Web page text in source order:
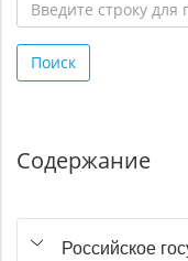
строку
для
Поиск
Содержание
Российское